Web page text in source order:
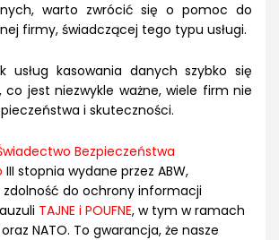
warto zwrócić się o pomoc do
firmy, świadczącej tego typu usługi.
usług kasowania danych szybko się
co jest niezwykle ważne, wiele firm nie
i skuteczności.
Bezpieczeństwa
III stopnia wydane przez ABW,
do ochrony informacji
TAJNE i POUFNE, w tym w ramach
oraz NATO. To gwarancja, że nasze